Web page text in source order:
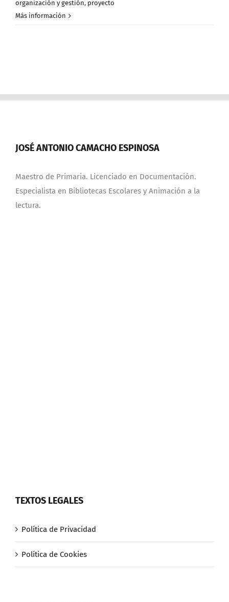
organización y gestión, proyecto
Más información
JOSÉ ANTONIO CAMACHO ESPINOSA
Maestro de Primaria. Licenciado en Documentación.
Especialista en Bibliotecas Escolares y Animación a la
lectura.
TEXTOS LEGALES
Política de Privacidad
Política de Cookies